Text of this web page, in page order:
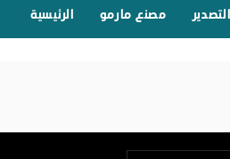
الرئيسية مصنع مارمو التصدير